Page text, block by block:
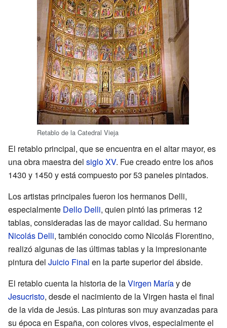
Retablo de la Catedral Vieja
El retablo principal, que se encuentra en el altar mayor, es
una obra maestra del siglo XV. Fue creado entre los años
1430 y 1450 y está compuesto por 53 paneles pintados.
Los artistas principales fueron los hermanos Delli,
especialmente Dello Delli, quien pintó las primeras 12
tablas, consideradas las de mayor calidad. Su hermano
Nicolás Delli, también conocido como Nicolás Florentino,
realizó algunas de las últimas tablas y la impresionante
pintura del Juicio Final en la parte superior del ábside.
El retablo cuenta la historia de laVirgen Maríay de
Jesucristo, desde el nacimiento de la Virgen hasta el final
de la vida de Jesús. Las pinturas son muy avanzadas para
su época en España, con colores vivos, especialmente el